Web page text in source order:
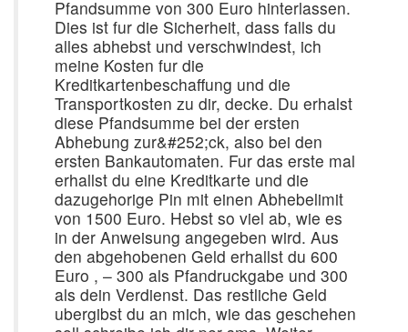
Pfandsumme von 300 Euro hinterlassen.
Dies ist fur die Sicherheit, dass falls du
alles abhebst und verschwindest, ich
meine Kosten fur die
Kreditkartenbeschaffung und die
Transportkosten zu dir, decke. Du erhalst
diese Pfandsumme bei der ersten
Abhebung zur&#252;ck, also bei den
ersten Bankautomaten. Fur das erste mal
erhallst du eine Kreditkarte und die
dazugehorige Pin mit einen Abhebelimit
von 1500 Euro. Hebst so viel ab, wie es
in der Anweisung angegeben wird. Aus
den abgehobenen Geld erhallst du 600
Euro , – 300 als Pfandruckgabe und 300
als dein Verdienst. Das restliche Geld
ubergibst du an mich, wie das geschehen